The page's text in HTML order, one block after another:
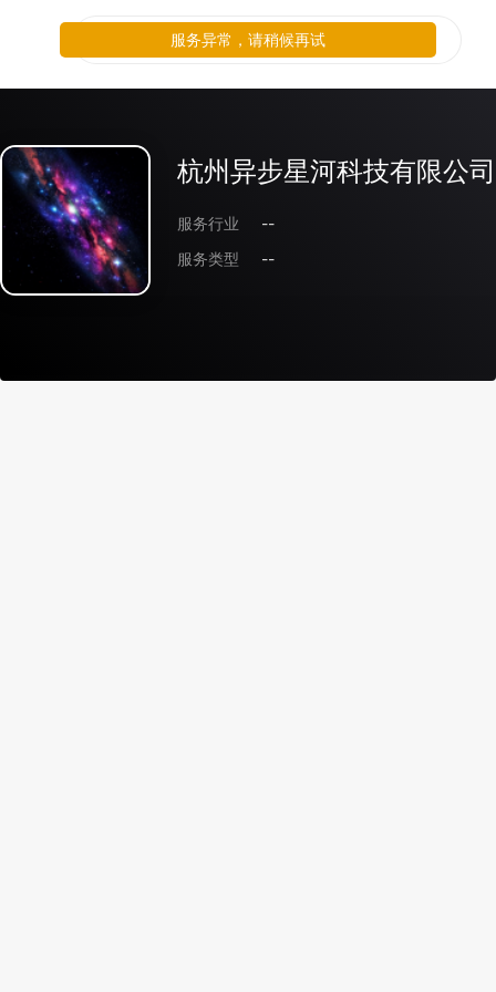
杭州异步星河科技有限公司
服务行业
--
服务类型
--
服务异常，请稍候再试